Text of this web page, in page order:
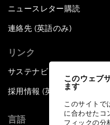
このウェブ
ます
このサイトで
に合わせたコ
フィックの分
ニュースレター購読
連絡先 (英語のみ)
リンク
サステナビリティへの取り組
採用情報 (英語のみ)
言語